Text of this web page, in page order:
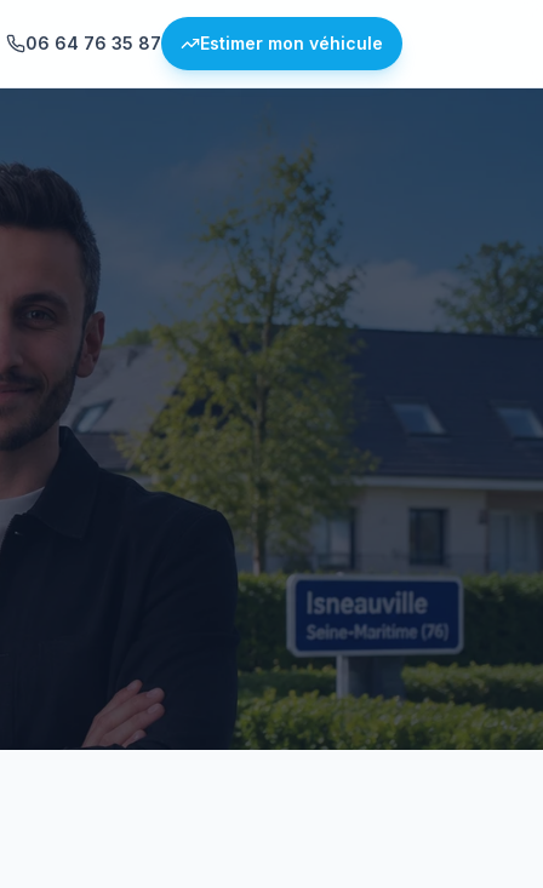
06 64 76 35 87 Estimer mon véhicule